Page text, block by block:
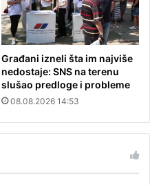
Građani izneli šta im najviše
nedostaje: SNS na terenu
slušao predloge i probleme
08.08.2026 14:53